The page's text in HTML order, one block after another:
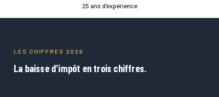
25 ans d’expérience
LES CHIFFRES 2026
La baisse d’impôt en trois chiffres.